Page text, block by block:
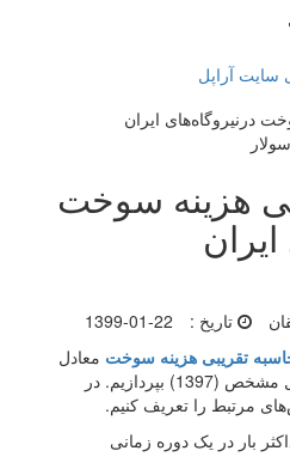
آراپل
هزینه سوخت
تاریخ :
1399-01-22
تقریبی هزینه سوخت معادل
نیروگاه‌های ایران در یک سال مشخص (1397) بپردازیم. در
مرتبط را تعریف کنیم.